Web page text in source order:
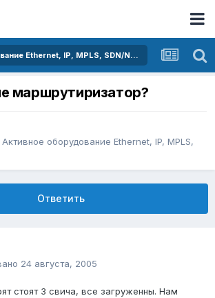
Активное оборудование Ethernet, IP, MPLS, SDN/NFV...
маршрутиризатор?
Активное оборудование Ethernet, IP, MPLS,
Ответить
24 августа, 2005
стоят 3 свича, все загруженны. Нам